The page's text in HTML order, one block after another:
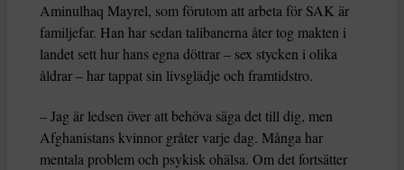
Aminulhaq Mayrel, som förutom att arbeta för SAK är
familjefar. Han har sedan talibanerna åter tog makten i
landet sett hur hans egna döttrar – sex stycken i olika
åldrar – har tappat sin livsglädje och framtidstro.
– Jag är ledsen över att behöva säga det till dig, men
Afghanistans kvinnor gråter varje dag. Många har
mentala problem och psykisk ohälsa. Om det fortsätter